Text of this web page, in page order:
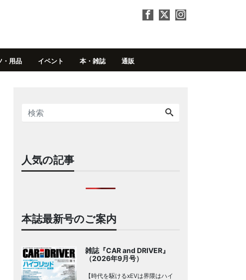
・用品 イベント 本・雑誌 通販
人気の記事
本誌最新号のご案内
雑誌『CAR and DRIVER』
（2026年9月号）
【時代を駆けるxEVは界隈はハイ